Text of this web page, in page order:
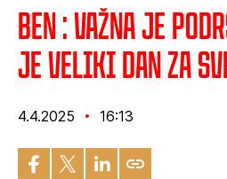
Ben : Važna je
je veliki dan za
4.4.2025 16:13